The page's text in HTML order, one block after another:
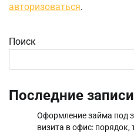
авторизоваться.
Поиск
Последние записи
Оформление займа под
визита в офис: